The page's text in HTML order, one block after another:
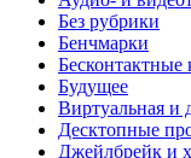
Без рубрики
Бенчмарки
Бесконтактные
Будущее
Виртуальная и
Десктопные
Джейлбрейк и